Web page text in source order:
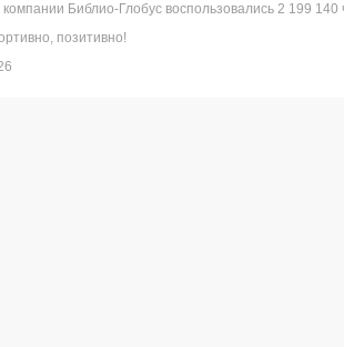
компании Библио-Глобус воспользовались 2 199 140
позитивно!